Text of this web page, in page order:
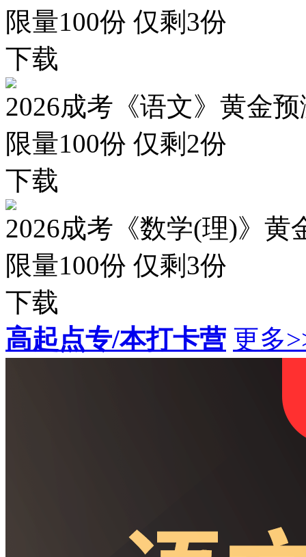
限量100份 仅剩 3份
下载
2026成考《语文》黄金
限量100份 仅剩 2份
下载
2026成考《数学(理)》黄
限量100份 仅剩 3份
下载
高起点专/本打卡营 更多